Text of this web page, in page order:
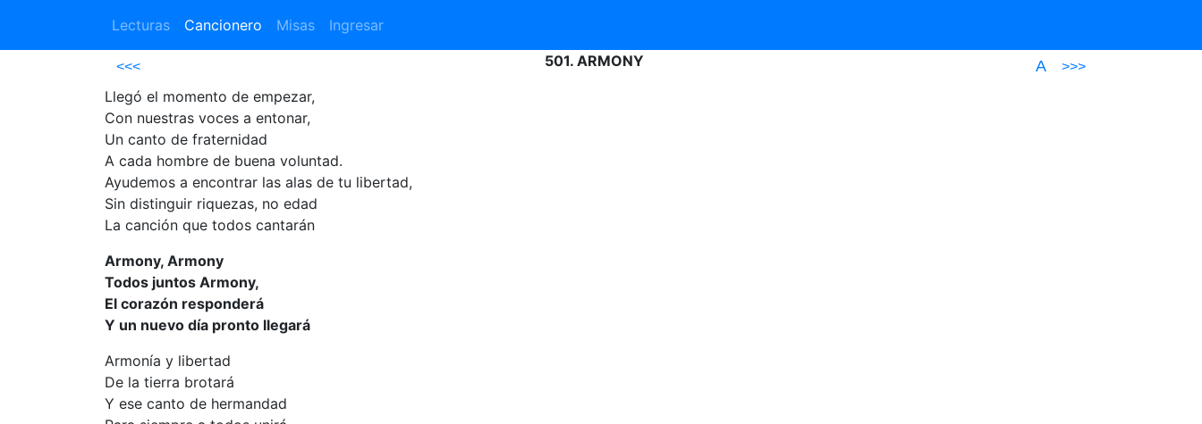
Lecturas Cancionero Misas Ingresar
<<< A >>>
501. ARMONY
Llegó el momento de empezar,
Con nuestras voces a entonar,
Un canto de fraternidad
A cada hombre de buena voluntad.
Ayudemos a encontrar las alas de tu libertad,
Sin distinguir riquezas, no edad
La canción que todos cantarán
Armony, Armony
Todos juntos Armony,
El corazón responderá
Y un nuevo día pronto llegará
Armonía y libertad
De la tierra brotará
Y ese canto de hermandad